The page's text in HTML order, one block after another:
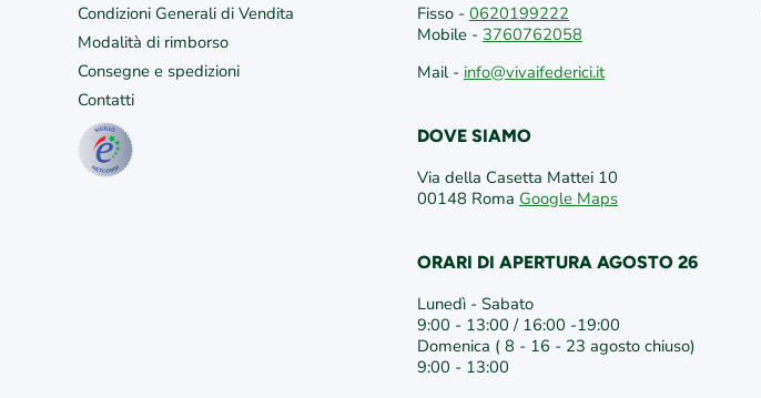
Condizioni Generali di Vendita
Modalità di rimborso
Consegne e spedizioni
Contatti
Fisso - 0620199222
Mobile - 3760762058
Mail - info@vivaifederici.it
DOVE SIAMO
Via della Casetta Mattei 10
00148 Roma Google Maps
ORARI DI APERTURA AGOSTO 26
Lunedì - Sabato
9:00 - 13:00 / 16:00 -19:00
Domenica ( 8 - 16 - 23 agosto chiuso)
9:00 - 13:00